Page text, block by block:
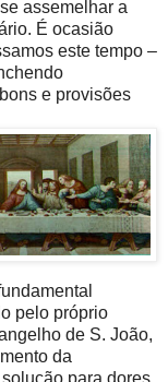
assemelhar a
É ocasião
este tempo –
e provisões
pelo próprio
de S. João,
da
para dores